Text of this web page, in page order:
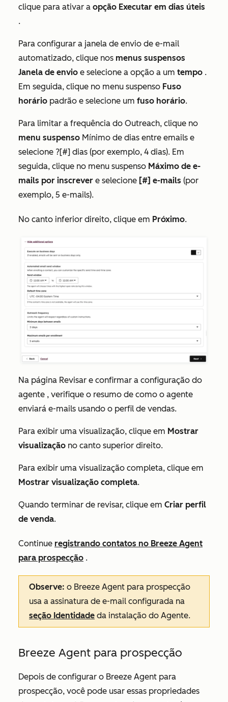
clique para ativar a opção Executar em dias úteis
.
Para configurar a janela de envio de e-mail
automatizado, clique nos menus suspensos
Janela de envio e selecione a opção a um tempo .
Em seguida, clique no menu suspenso Fuso
horário padrão e selecione um fuso horário.
Para limitar a frequência do Outreach, clique no
menu suspenso Mínimo de dias entre emails e
selecione ?[#] dias (por exemplo, 4 dias). Em
seguida, clique no menu suspenso Máximo de e-
mails por inscrever e selecione [#] e-mails (por
exemplo, 5 e-mails).
No canto inferior direito, clique em Próximo.
Na página Revisar e confirmar a configuração do
agente , verifique o resumo de como o agente
enviará e-mails usando o perfil de vendas.
Para exibir uma visualização, clique em Mostrar
visualização no canto superior direito.
Para exibir uma visualização completa, clique em
Mostrar visualização completa.
Quando terminar de revisar, clique em Criar perfil
de venda.
Continue registrando contatos no Breeze Agent
para prospecção .
Observe: o Breeze Agent para prospecção
usa a assinatura de e-mail configurada na
seção Identidade da instalação do Agente.
Breeze Agent para prospecção
Depois de configurar o Breeze Agent para
prospecção, você pode usar essas propriedades